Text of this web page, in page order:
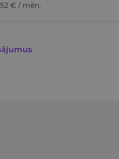
€ / mēn.